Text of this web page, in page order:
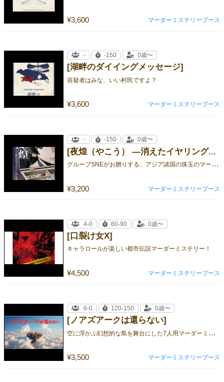
¥3,600 マーダーミステリーブース
[湖畔のダイイングメッセージ]
容疑者はみな、いい村民ですよ？
¥3,600
- -150 0歳〜
マーダーミステリーブース
[夜煌（やこう） ―消えたイヤリングを探せ―]
グ
ループSNEがお贈りする、アジア諸国の珠玉のマーダーミステリー新レーベル“Asian Murder Mystery”第３弾！
¥3,200
- -150 0歳〜
マーダーミステリーブース
[口裂け女X]
キャラロールが楽しい都市伝説マーダーミステリー！
¥4,500
4-0 60-90 0歳〜
マーダーミステリーブース
[ノアズアークは還らない]
空
に浮かぶ幻想的な島を舞台にした7人用マーダーミステリー
¥3,500
6-0 120-150 0歳〜
マーダーミステリーブース